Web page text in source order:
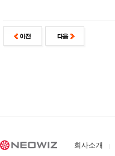
회사소개